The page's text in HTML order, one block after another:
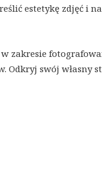
estetykę zdjęć i
zakresie
Odkryj swój własny